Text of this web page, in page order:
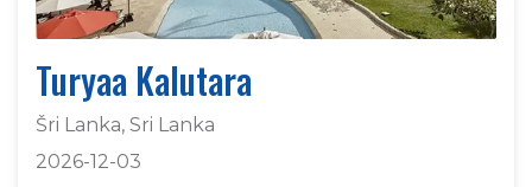
Turyaa Kalutara
Šri Lanka, Sri Lanka
2026-12-03